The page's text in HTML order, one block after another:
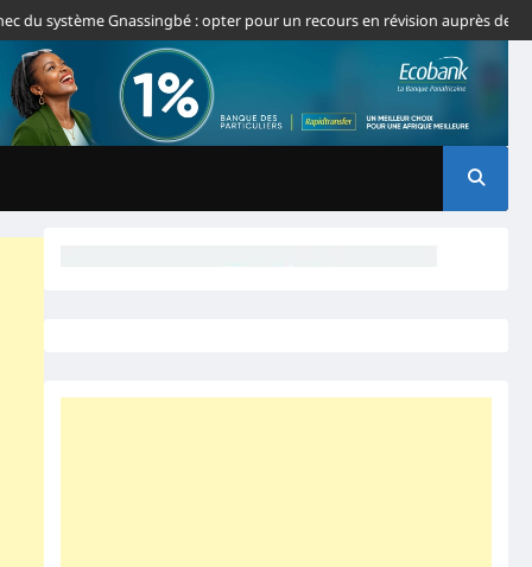
Gnassingbé : opter pour un recours en révision auprès de la CJ-